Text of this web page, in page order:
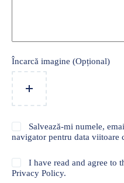
Încarcă imagine (Opțional)
Salvează-mi numele,
navigator pentru data viitoare
I have read and agree to
Privacy Policy.